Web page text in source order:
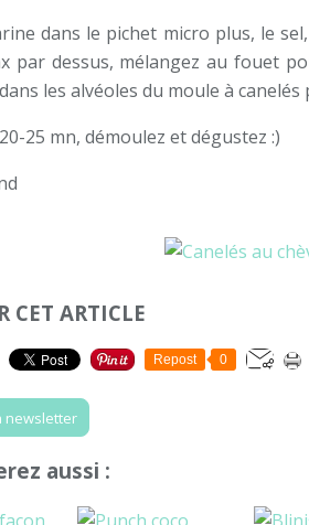
dans le pichet micro plus, le
par dessus, mélangez au fouet
les alvéoles du moule à
25 mn, démoulez et dégustez :)
CET ARTICLE
Repost 0
newsletter
aussi :